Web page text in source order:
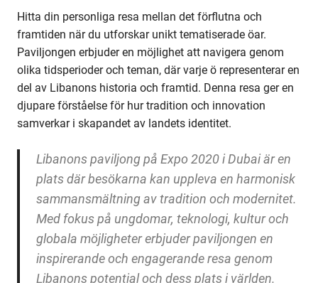
Hitta din personliga resa mellan det förflutna och
framtiden när du utforskar unikt tematiserade öar.
Paviljongen erbjuder en möjlighet att navigera genom
olika tidsperioder och teman, där varje ö representerar en
del av Libanons historia och framtid. Denna resa ger en
djupare förståelse för hur tradition och innovation
samverkar i skapandet av landets identitet.
Libanons paviljong på Expo 2020 i Dubai är en
plats där besökarna kan uppleva en harmonisk
sammansmältning av tradition och modernitet.
Med fokus på ungdomar, teknologi, kultur och
globala möjligheter erbjuder paviljongen en
inspirerande och engagerande resa genom
Libanons potential och dess plats i världen.